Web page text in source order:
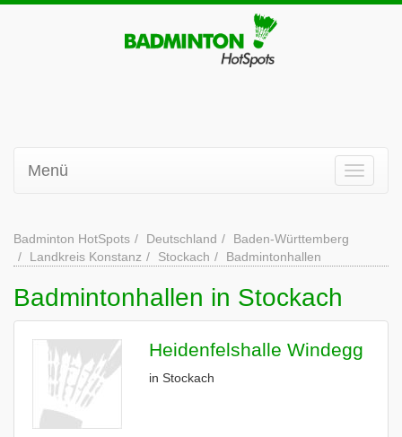
Menü
Badminton HotSpots Deutschland
Baden-Württemberg
Landkreis Konstanz
Stockach Badmintonhallen
Badmintonhallen in Stockach
Heidenfelshalle Windegg
in Stockach